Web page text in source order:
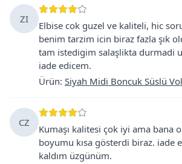
ZI
Elbise cok guzel ve kaliteli, hic
benim tarzim icin biraz fazla şık
tam istedigim salaşlikta durmadi
iade edicem.
Ürün: Siyah Midi Boncuk Süslü
CZ
Kumaşı kalitesi çok iyi ama bana
boyumu kısa gösterdi biraz. iade
kaldım üzgünüm.